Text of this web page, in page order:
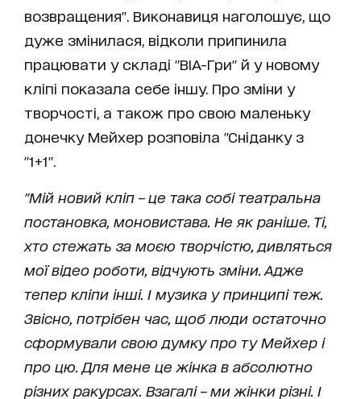
возвращения". Виконавиця наголошує, що
дуже змінилася, відколи припинила
працювати у складі "ВІА-Гри" й у новому
кліпі показала себе іншу. Про зміни у
творчості, а також про свою маленьку
донечку Мейхер розповіла "Сніданку з
"1+1".
"Мій новий кліп – це така собі театральна
постановка, моновистава. Не як раніше. Ті,
хто стежать за моєю творчістю, дивляться
мої відео роботи, відчують зміни. Адже
тепер кліпи інші. І музика у принципі теж.
Звісно, потрібен час, щоб люди остаточно
сформували свою думку про ту Мейхер і
про цю. Для мене це жінка в абсолютно
різних ракурсах. Взагалі – ми жінки різні. І